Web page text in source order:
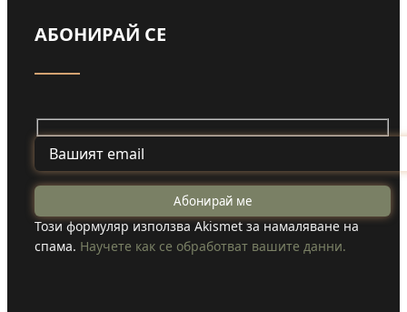
АБОНИРАЙ СЕ
Този формуляр използва Akismet за намаляване на
спама. Научете как се обработват вашите данни.